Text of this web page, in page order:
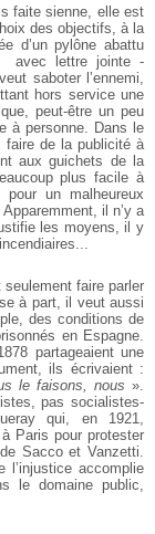
faite sienne, elle est
des objectifs, à la
d’un pylône abattu
avec lettre jointe
saboter l’ennemi,
hors service une
peut­-être un peu
à personne. Dans le
faire de la publicité à
aux guichets de la
plus facile à
un malheureux
il n’y a
les moyens, il y
seulement faire parler
à part, il veut aussi
des conditions de
en Espagne.
partageaient une
ils écrivaient :
le faisons, nous ».
pas socialistes­-
qui, en 1921,
Paris pour protester
Sacco et Vanzetti.
l’injustice accomplie
le domaine public,